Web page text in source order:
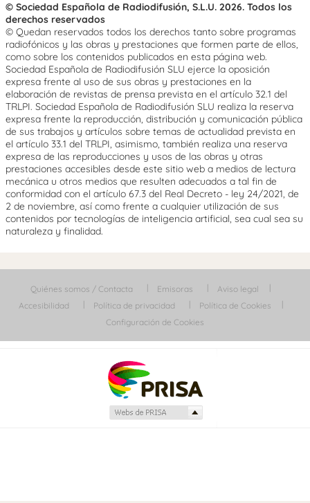
© Sociedad Española de Radiodifusión, S.L.U. 2026. Todos los
derechos reservados
© Quedan reservados todos los derechos tanto sobre programas
radiofónicos y las obras y prestaciones que formen parte de ellos,
como sobre los contenidos publicados en esta página web.
Sociedad Española de Radiodifusión SLU ejerce la oposición
expresa frente al uso de sus obras y prestaciones en la
elaboración de revistas de prensa prevista en el artículo 32.1 del
TRLPI. Sociedad Española de Radiodifusión SLU realiza la reserva
expresa frente la reproducción, distribución y comunicación pública
de sus trabajos y artículos sobre temas de actualidad prevista en
el artículo 33.1 del TRLPI, asimismo, también realiza una reserva
expresa de las reproducciones y usos de las obras y otras
prestaciones accesibles desde este sitio web a medios de lectura
mecánica u otros medios que resulten adecuados a tal fin de
conformidad con el artículo 67.3 del Real Decreto - ley 24/2021, de
2 de noviembre, así como frente a cualquier utilización de sus
contenidos por tecnologías de inteligencia artificial, sea cual sea su
naturaleza y finalidad.
Quiénes somos / Contacta Emisoras
Aviso legal
Accesibilidad
Política de privacidad
Política de Cookies
Configuración de Cookies